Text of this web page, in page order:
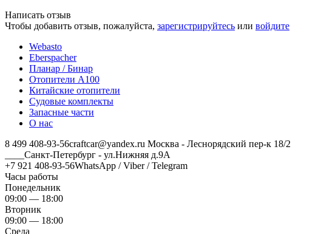
Написать отзыв
Чтобы добавить отзыв, пожалуйста, зарегистрируйтесь или войдите
Webasto
Eberspacher
Планар / Бинар
Отопители А100
Китайские отопители
Судовые комплекты
Запасные части
О нас
8 499 408-93-56craftcar@yandex.ru Москва - Леснорядский пер-к 18/2
____Санкт-Петербург - ул.Нижняя д.9А
+7 921 408-93-56WhatsApp / Viber / Telegram
Часы работы
Понедельник
09:00 — 18:00
Вторник
09:00 — 18:00
Среда